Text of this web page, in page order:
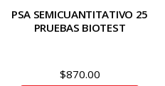
PSA SEMICUANTITATIVO 25
PRUEBAS BIOTEST
$870.00